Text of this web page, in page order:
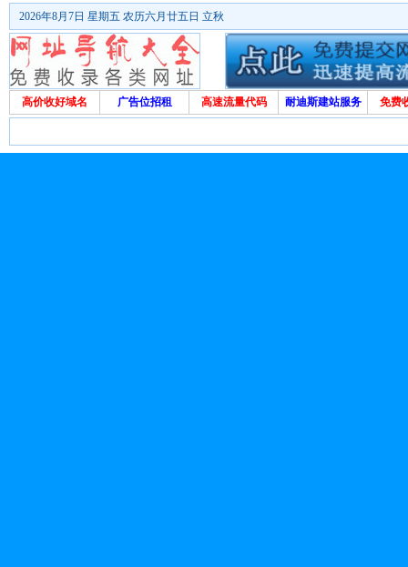
2026年8月7日 星期五 农历六月廿五日 立秋
高价收好域名 广告位招租 高速流量代码 耐迪斯建站服务 免费